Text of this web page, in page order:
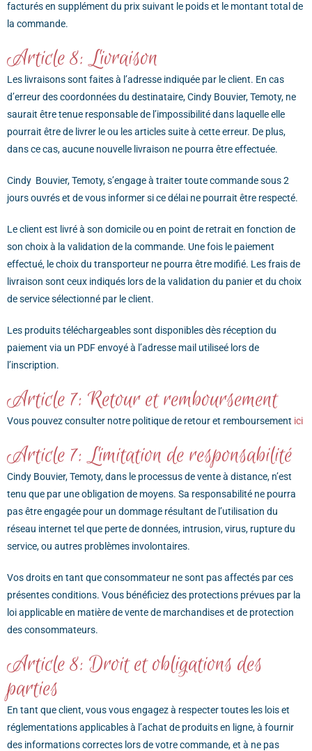
facturés en supplément du prix suivant le poids et le montant total de
la commande.
Article 8: Livraison
Les livraisons sont faites à l’adresse indiquée par le client. En cas
d’erreur des coordonnées du destinataire, Cindy Bouvier, Temoty, ne
saurait être tenue responsable de l’impossibilité dans laquelle elle
pourrait être de livrer le ou les articles suite à cette erreur. De plus,
dans ce cas, aucune nouvelle livraison ne pourra être effectuée.
Cindy Bouvier, Temoty, s’engage à traiter toute commande sous 2
jours ouvrés et de vous informer si ce délai ne pourrait être respecté.
Le client est livré à son domicile ou en point de retrait en fonction de
son choix à la validation de la commande. Une fois le paiement
effectué, le choix du transporteur ne pourra être modifié. Les frais de
livraison sont ceux indiqués lors de la validation du panier et du choix
de service sélectionné par le client.
Les produits téléchargeables sont disponibles dès réception du
paiement via un PDF envoyé à l’adresse mail utiliseé lors de
l’inscription.
Article 7: Retour et remboursement
Vous pouvez consulter notre politique de retour et remboursement ici
Article 7: Limitation de responsabilité
Cindy Bouvier, Temoty, dans le processus de vente à distance, n’est
tenu que par une obligation de moyens. Sa responsabilité ne pourra
pas être engagée pour un dommage résultant de l’utilisation du
réseau internet tel que perte de données, intrusion, virus, rupture du
service, ou autres problèmes involontaires.
Vos droits en tant que consommateur ne sont pas affectés par ces
présentes conditions. Vous bénéficiez des protections prévues par la
loi applicable en matière de vente de marchandises et de protection
des consommateurs.
Article 8: Droit et obligations des
parties
En tant que client, vous vous engagez à respecter toutes les lois et
réglementations applicables à l’achat de produits en ligne, à fournir
des informations correctes lors de votre commande, et à ne pas